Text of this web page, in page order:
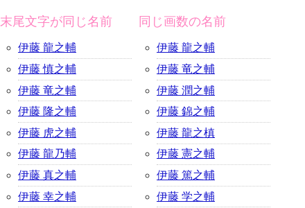
末尾文字が同じ名前
伊藤 龍之輔
伊藤 慎之輔
伊藤 竜之輔
伊藤 隆之輔
伊藤 虎之輔
伊藤 龍乃輔
伊藤 真之輔
伊藤 幸之輔
同じ画数の名前
伊藤 龍之輔
伊藤 竜之輔
伊藤 潤之輔
伊藤 錦之輔
伊藤 龍之槙
伊藤 憲之輔
伊藤 篤之輔
伊藤 学之輔